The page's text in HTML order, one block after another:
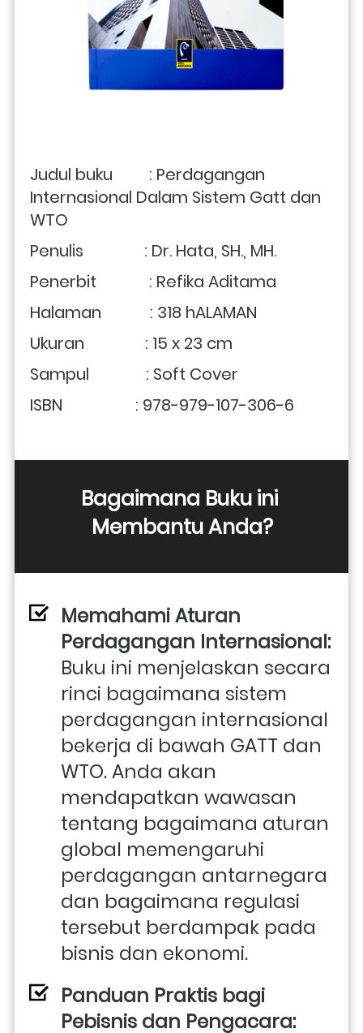
Judul buku         : Perdagangan
Internasional Dalam Sistem Gatt dan
WTO
Penulis               : Dr. Hata, SH., MH.
Penerbit             : Refika Aditama
Halaman            : 318 hALAMAN
Ukuran               : 15 x 23 cm
Sampul              : Soft Cover
ISBN                  : 978-979-107-306-6
Bagaimana Buku ini
Membantu Anda?
Memahami Aturan
Buku ini menjelaskan secara
rinci bagaimana sistem
perdagangan internasional
bekerja di bawah GATT dan
WTO. Anda akan
mendapatkan wawasan
tentang bagaimana aturan
global memengaruhi
perdagangan antarnegara
dan bagaimana regulasi
tersebut berdampak pada
bisnis dan ekonomi.
Panduan Praktis bagi